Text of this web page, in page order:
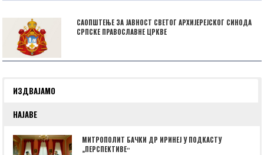
САОПШТЕЊЕ ЗА ЈАВНОСТ СВЕТОГ АРХИЈЕРЕЈСКОГ СИНОДА
СРПСКЕ ПРАВОСЛАВНЕ ЦРКВЕ
ИЗДВАЈАМО
НАЈАВЕ
МИТРОПОЛИТ БАЧКИ ДР ИРИНЕЈ У ПОДКАСТУ
„ПЕРСПЕКТИВЕˮ